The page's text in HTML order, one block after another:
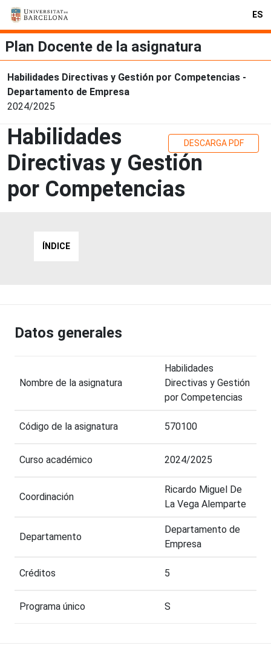
ES
Plan Docente de la asignatura
Habilidades Directivas y Gestión por Competencias -
Departamento de Empresa
2024/2025
Habilidades
Directivas y Gestión
por Competencias
DESCARGA PDF
ÍNDICE
Datos generales
Nombre de la asignatura
Habilidades
Directivas y Gestión
por Competencias
Código de la asignatura 570100
Curso académico 2024/2025
Coordinación
Ricardo Miguel De
La Vega Alemparte
Departamento
Departamento de
Empresa
Créditos 5
Programa único S